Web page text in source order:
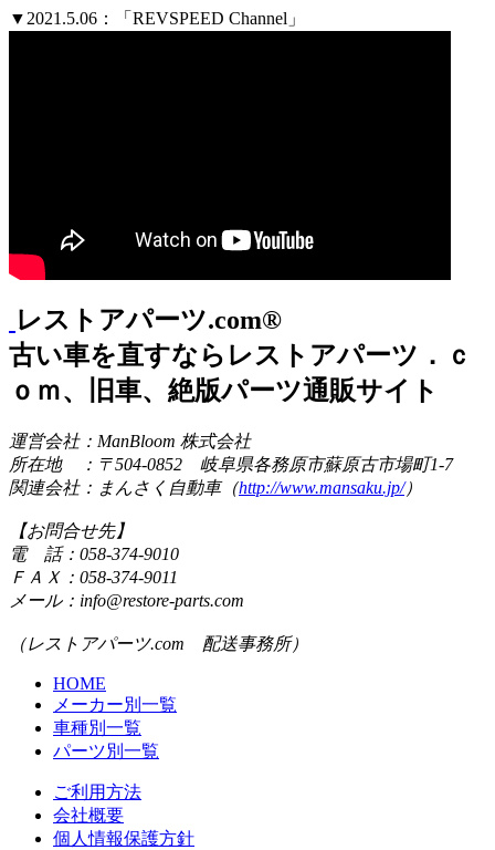
▼2021.5.06：「REVSPEED Channel」
レストアパーツ.com®
古い車を直すならレストアパーツ．ｃ
ｏｍ、旧車、絶版パーツ通販サイト
運営会社：ManBloom 株式会社
所在地 ：〒504-0852 岐阜県各務原市蘇原古市場町1-7
関連会社：まんさく自動車（http://www.mansaku.jp/）
【お問合せ先】
電 話：058-374-9010
ＦＡＸ：058-374-9011
メール：info@restore-parts.com
（レストアパーツ.com 配送事務所）
HOME
メーカー別一覧
車種別一覧
パーツ別一覧
ご利用方法
会社概要
個人情報保護方針